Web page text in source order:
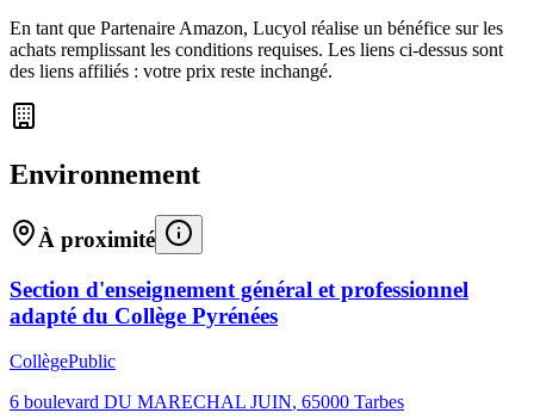
En tant que Partenaire Amazon, Lucyol réalise un bénéfice sur les
achats remplissant les conditions requises. Les liens ci-dessus sont
des liens affiliés : votre prix reste inchangé.
Environnement
À proximité
Section d'enseignement général et professionnel
adapté du Collège Pyrénées
CollègePublic
6 boulevard DU MARECHAL JUIN, 65000 Tarbes